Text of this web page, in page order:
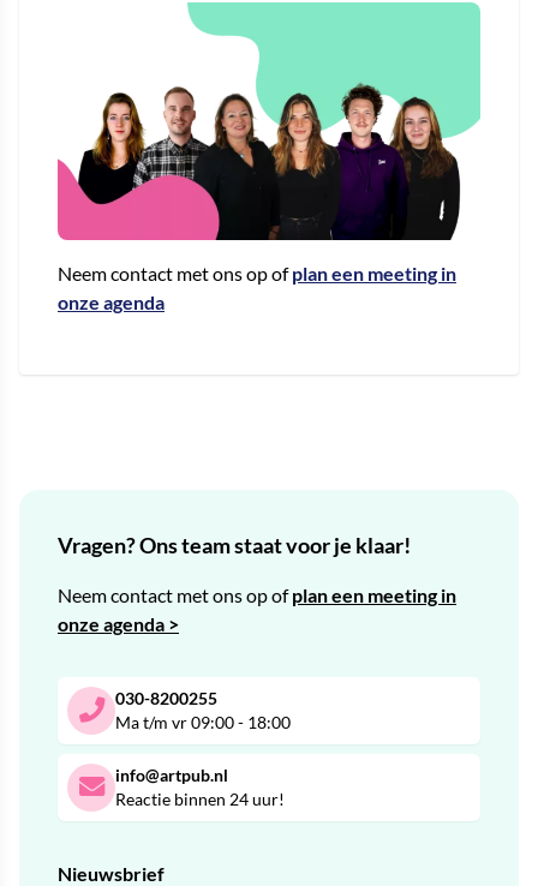
Neem contact met ons op ofplan een meeting in
onze agenda
Vragen? Ons team staat voor je klaar!
Neem contact met ons op ofplan een meeting in
onze agenda >
030-8200255
Ma t/m vr 09:00 - 18:00
info@artpub.nl
Reactie binnen 24 uur!
Nieuwsbrief